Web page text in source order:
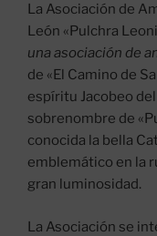
La Asociación de
León «Pulchra
una asociación de
de «El Camino de
espíritu Jacobeo
sobrenombre de
conocida la bella
emblemático en la
gran luminosidad.
La Asociación se